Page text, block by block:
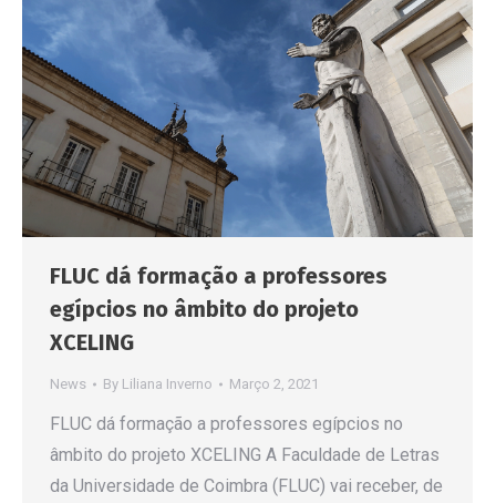
FLUC dá formação a professores
egípcios no âmbito do projeto
XCELING
News By Liliana Inverno Março 2, 2021
FLUC dá formação a professores egípcios no
âmbito do projeto XCELING A Faculdade de Letras
da Universidade de Coimbra (FLUC) vai receber, de